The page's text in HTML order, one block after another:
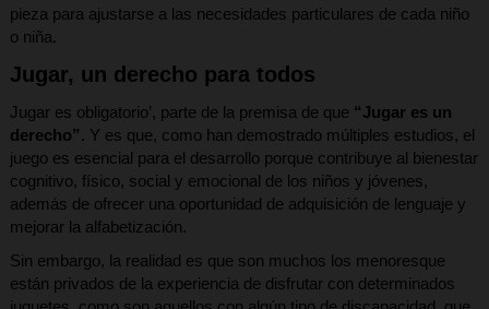
pieza para ajustarse a las necesidades particulares de cada niño
o niña.
Jugar, un derecho para todos
Jugar es obligatorio’, parte de la premisa de que “Jugar es un
derecho” . Y es que, como han demostrado múltiples estudios, el
juego es esencial para el desarrollo porque contribuye al bienestar
cognitivo, físico, social y emocional de los niños y jóvenes,
además de ofrecer una oportunidad de adquisición de lenguaje y
mejorar la alfabetización.
Sin embargo, la realidad es que son muchos los menoresque
están privados de la experiencia de disfrutar con determinados